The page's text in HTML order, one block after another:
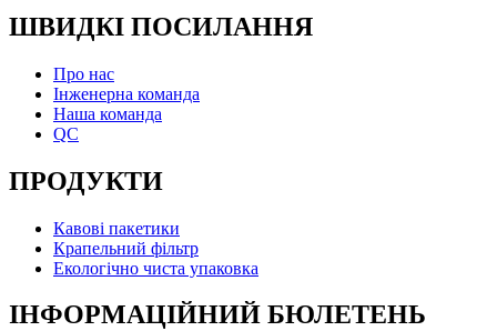
ШВИДКІ ПОСИЛАННЯ
Про нас
Інженерна команда
Наша команда
QC
ПРОДУКТИ
Кавові пакетики
Крапельний фільтр
Екологічно чиста упаковка
ІНФОРМАЦІЙНИЙ БЮЛЕТЕНЬ